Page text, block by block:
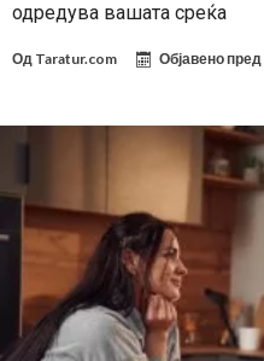
одредува вашата среќа
Од Taratur.com Објавено пред